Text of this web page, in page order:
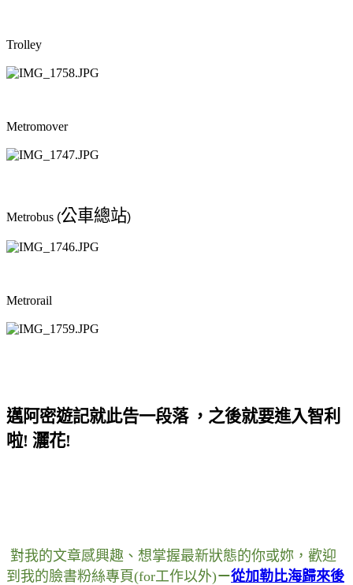
Trolley
Metromover
Metrobus (公車總站)
Metrorail
邁阿密遊記就此告一段落 ， 之後就要進入智利
啦! 灑花!
對我的文章感興趣 、 想掌握最新狀態的你或妳 ， 歡迎
到我的臉書粉絲專頁(for工作以外)－從加勒比海歸來後